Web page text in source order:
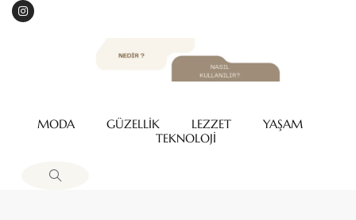
MODA GÜZELLİK LEZZET
YAŞAM
TEKNOLOJİ